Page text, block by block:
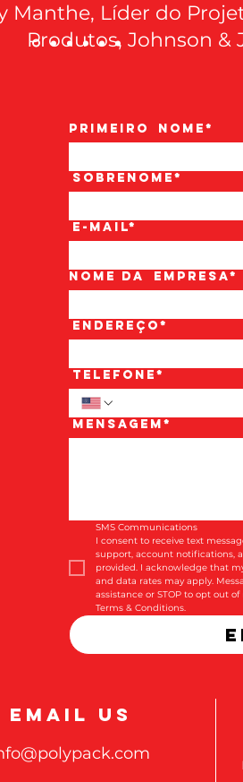
Manthe, Líder do
Produtos, Johnson &
Primeiro nome*
Sobrenome*
E-mail*
Nome da empresa*
Endereço*
Telefone*
Mensagem*
SMS Communications
I consent to receive text
support, account notifications,
provided. I acknowledge that
and data rates may apply.
assistance or STOP to opt out
Terms & Conditions.
EMAIL US